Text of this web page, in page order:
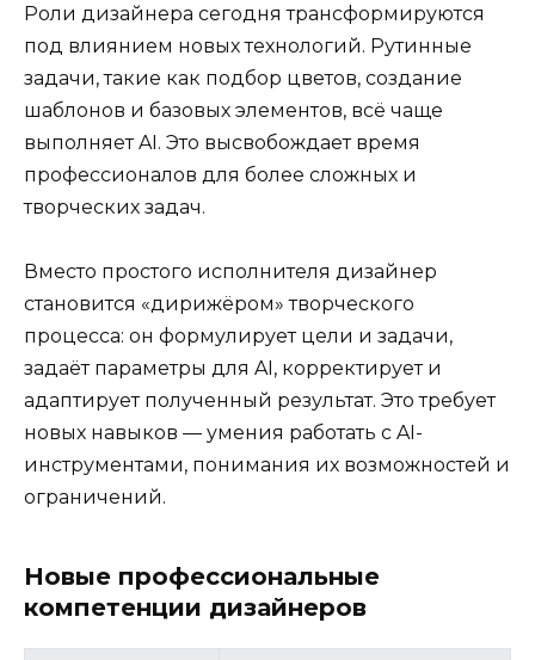
Роли дизайнера сегодня трансформируются
под влиянием новых технологий. Рутинные
задачи, такие как подбор цветов, создание
шаблонов и базовых элементов, всё чаще
выполняет AI. Это высвобождает время
профессионалов для более сложных и
творческих задач.
Вместо простого исполнителя дизайнер
становится «дирижёром» творческого
процесса: он формулирует цели и задачи,
задаёт параметры для AI, корректирует и
адаптирует полученный результат. Это требует
новых навыков — умения работать с AI-
инструментами, понимания их возможностей и
ограничений.
Новые профессиональные
компетенции дизайнеров